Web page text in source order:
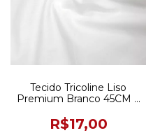
Tecido Tricoline Liso
Premium Branco 45CM X
R$17,00